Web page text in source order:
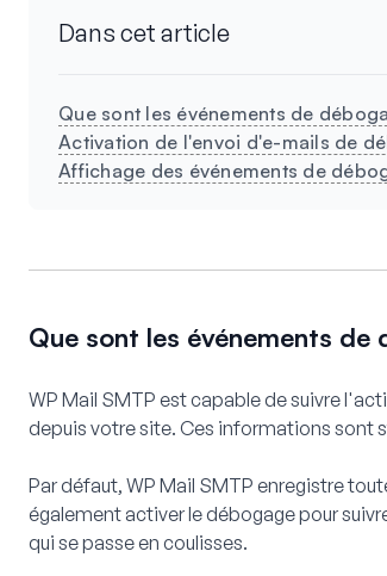
Dans cet article
Que sont les événements de
Activation de l'envoi d'e-mails de
Affichage des événements de
Que sont les événements de
WP Mail SMTP est capable de suivre
depuis votre site. Ces informations sont
Par défaut, WP Mail SMTP enregistre
également activer le débogage pour
qui se passe en coulisses.